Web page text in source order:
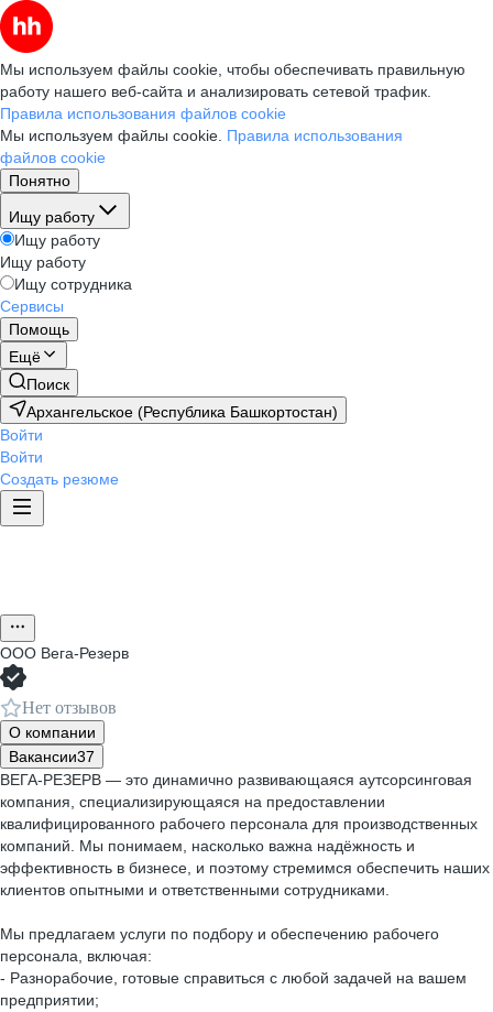
Мы используем файлы cookie, чтобы обеспечивать правильную
работу нашего веб-сайта и анализировать сетевой трафик.
Правила использования файлов cookie
Мы используем файлы cookie. Правила использования
файлов cookie
Понятно
Ищу работу
Ищу работу
Ищу работу
Ищу сотрудника
Сервисы
Помощь
Ещё
Поиск
Архангельское (Республика Башкортостан)
Войти
Войти
Создать резюме
ООО Вега-Резерв
Нет отзывов
О компании
Вакансии37
ВЕГА-РЕЗЕРВ — это динамично развивающаяся аутсорсинговая
компания, специализирующаяся на предоставлении
квалифицированного рабочего персонала для производственных
компаний. Мы понимаем, насколько важна надёжность и
эффективность в бизнесе, и поэтому стремимся обеспечить наших
клиентов опытными и ответственными сотрудниками.
Мы предлагаем услуги по подбору и обеспечению рабочего
персонала, включая:
- Разнорабочие, готовые справиться с любой задачей на вашем
предприятии;